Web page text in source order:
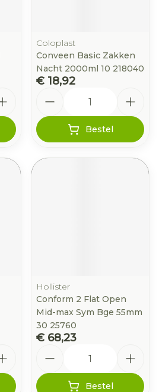
Coloplast
Conveen Basic Zakken
Nacht 2000ml 10 218040
€ 18,92
Bestel
Hollister
Conform 2 Flat Open
Mid-max Sym Bge 55mm
30 25760
€ 68,23
Bestel